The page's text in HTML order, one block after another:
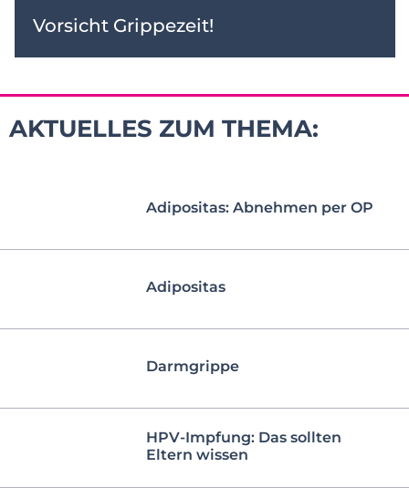
Vorsicht Grippezeit!
AKTUELLES ZUM THEMA:
Adipositas: Abnehmen per OP
Adipositas
Darmgrippe
HPV-Impfung: Das sollten
Eltern wissen